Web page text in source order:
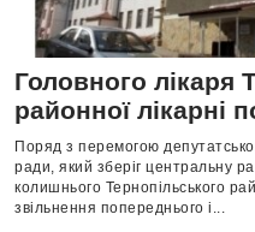
Головного лікаря
районної лікарні
Поряд з перемогою
ради, який зберіг центральну
колишнього Тернопільського
звільнення попереднього і...